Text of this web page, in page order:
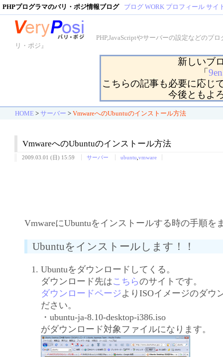
PHPプログラマのバリ・ポジ情報ブログ ブログ WORK プロフィール サイ
PHP,JavaScriptやサーバーの設定などのプ
リ・ポジ』
新しいブ
「
こちらの記事も必要に応じ
今後ともよ
HOME > サーバー > VmwareへのUbuntuのインストール方法
VmwareへのUbuntuのインストール方法
2009.03.01 (日) 15:59 サーバー ubuntu ,vmware
VmwareにUbuntuをインストールする時の手順を
Ubuntuをインストールします！！
Ubuntuをダウンロードしてくる。
ダウンロード先はこちらのサイトです。
ダウンロードページよりISOイメージのダウ
ださい。
・ubuntu-ja-8.10-desktop-i386.iso
がダウンロード対象ファイルになります。